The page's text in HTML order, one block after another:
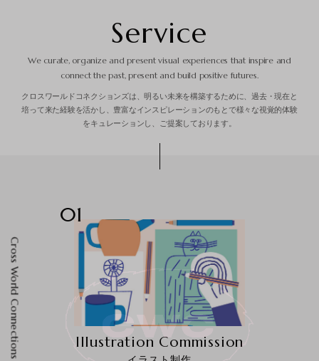
Service
We curate, organize and present visual experiences that inspire and
connect the past, present and build positive futures.
クロスワールドコネクションズは、明るい未来を構築するために、過去・現在と
培って来た経験を活かし、 豊富なインスピレーションのもとで様々な視覚的体験
をキュレーションし、ご提案しております。
01
Illustration Commission